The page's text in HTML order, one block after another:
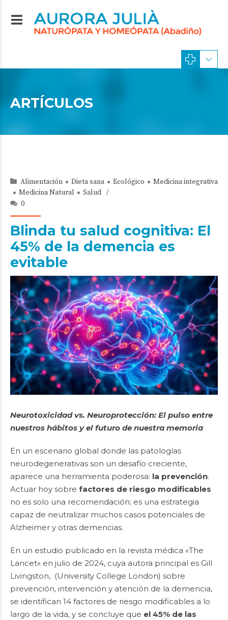
ARTÍCULOS
Alimentación Dieta sana Ecológico
Medicina integrativa
Medicina Natural
Salud
0
Blinda tu salud cognitiva: El
45% de la demencia es
evitable
Neurotoxicidad vs. Neuroprotección: El pulso entre
nuestros hábitos y el futuro de nuestra memoria
En un escenario global donde las patologías
neurodegenerativas son un desafío creciente,
aparece una herramienta poderosa: la prevención.
Actuar hoy sobre factores de riesgo modificables
no es solo una recomendación; es una estrategia
capaz de neutralizar muchos casos potenciales de
Alzheimer y otras demencias.
En un estudio publicado en la revista médica «The
Lancet» en julio de 2024, cuya autora principal es Gill
Livingston, (University College London) sobre
prevención, intervención y atención de la demencia,
se identifican 14 factores de riesgo modificables a lo
largo de la vida, y se concluye que el 45% de las